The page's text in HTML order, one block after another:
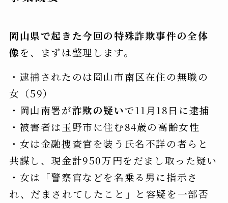
岡山県で起きた今回の特殊詐欺事件の全体
像を、まずは整理します。
・逮捕されたのは岡山市南区在住の無職の
女（59）
・岡山南署が詐欺の疑いで11月18日に逮捕
・被害者は玉野市に住む84歳の高齢女性
・女は金融捜査官を装う氏名不詳の者らと
共謀し、現金計950万円をだまし取った疑い
・女は「警察官などを名乗る男に指示さ
れ、だまされてしたこと」と容疑を一部否